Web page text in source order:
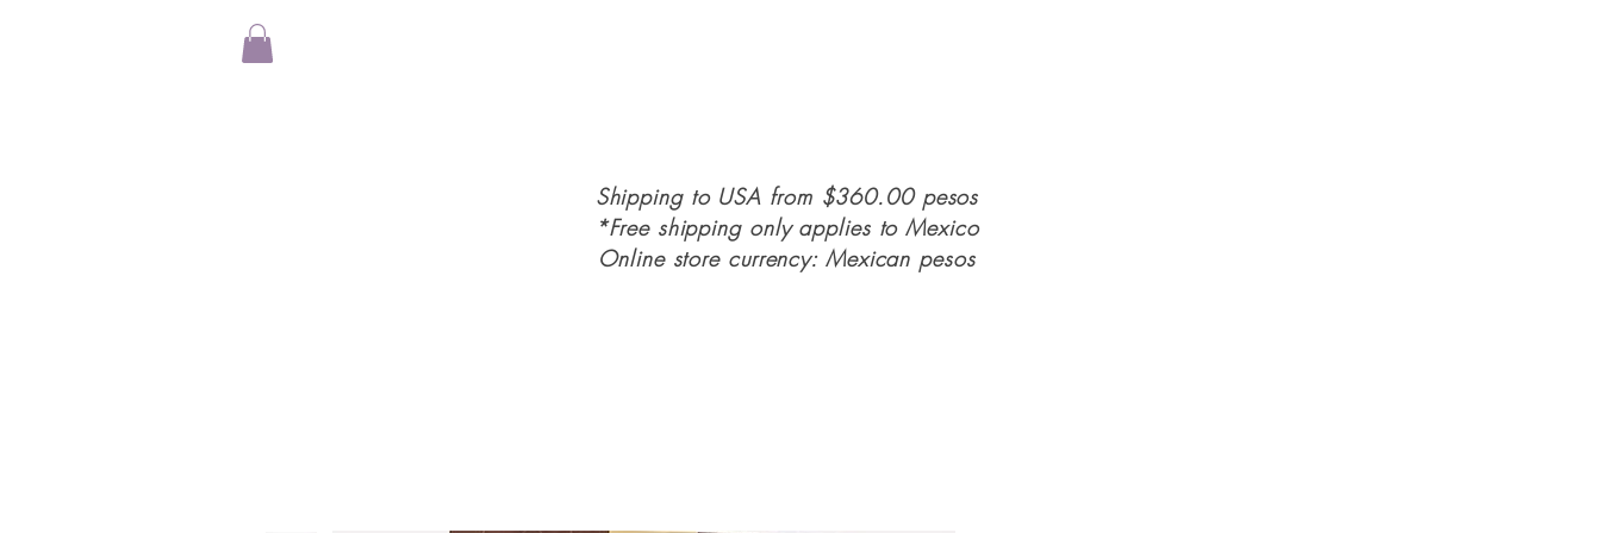
Shipping to USA from $360.00 pesos
*Free shipping only applies to Mexico
Online store currency: Mexican pesos